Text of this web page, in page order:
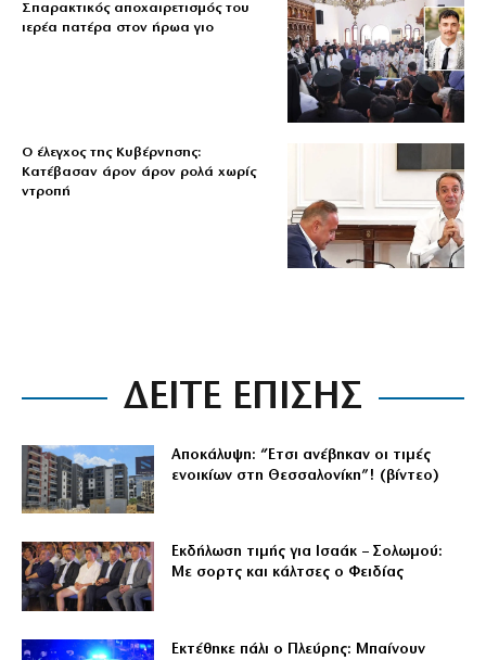
Σπαρακτικός αποχαιρετισμός του
ιερέα πατέρα στον ήρωα γιο
Ο έλεγχος της Κυβέρνησης:
Κατέβασαν άρον άρον ρολά χωρίς
ντροπή
ΔΕΙΤΕ ΕΠΙΣΗΣ
Αποκάλυψη: “Έτσι ανέβηκαν οι τιμές
ενοικίων στη Θεσσαλονίκη”! (βίντεο)
Εκδήλωση τιμής για Ισαάκ – Σολωμού:
Με σορτς και κάλτσες ο Φειδίας
Εκτέθηκε πάλι ο Πλεύρης: Μπαίνουν